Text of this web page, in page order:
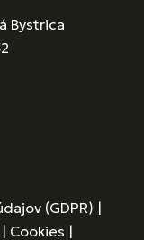
Bystrica
(GDPR) |
| Cookies |